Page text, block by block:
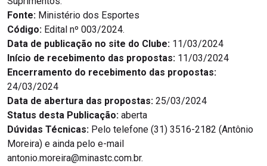
Fonte: Ministério dos Esportes
Código: Edital nº 003/2024.
Data de publicação no site do Clube: 11/03/2024
Início de recebimento das propostas: 11/03/2024
Encerramento do recebimento das propostas:
24/03/2024
Data de abertura das propostas: 25/03/2024
Status desta Publicação: aberta
Dúvidas Técnicas: Pelo telefone (31) 3516-2182 (Antônio
Moreira) e ainda pelo e-mail
antonio.moreira@minastc.com.br.